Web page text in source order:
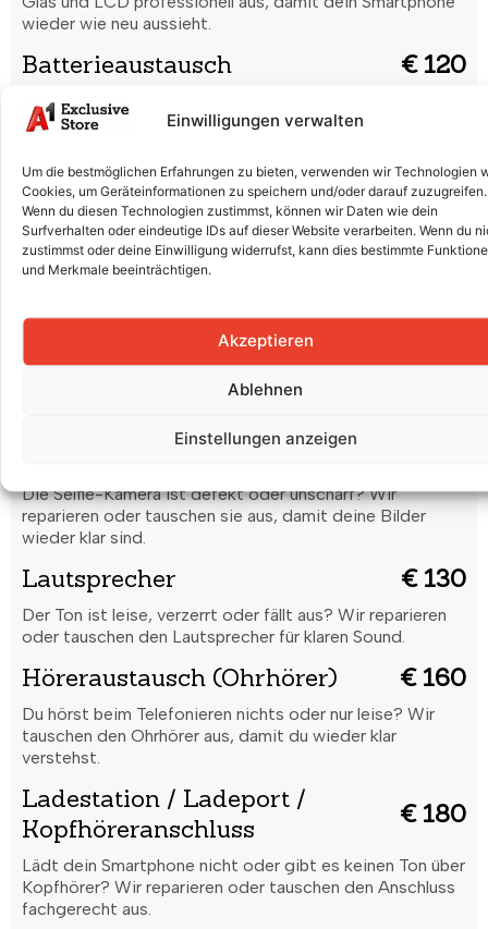
Einwilligungen verwalten
Um die bestmöglichen Erfahrungen zu bieten, verwenden wir Technologien
Cookies, um Geräteinformationen zu speichern und/oder darauf zuzugreifen.
Wenn du diesen Technologien zustimmst, können wir Daten wie dein
Surfverhalten oder eindeutige IDs auf dieser Website verarbeiten. Wenn du
zustimmst oder deine Einwilligung widerrufst, kann dies bestimmte
und Merkmale beeinträchtigen.
Akzeptieren
Ablehnen
Einstellungen anzeigen
wieder wie neu aussieht.
Batterieaustausch € 120
Der Akku entlädt sich schnell oder lädt nicht mehr
richtig? Wir ersetzen die Batterie fachgerecht für volle
Batterieaustausch (Original
Apple)
€ 180
Der Akku entlädt sich schnell oder lädt nicht mehr
richtig? Wir ersetzen die Batterie fachgerecht für volle
Unscharfe Bilder oder Kamera funktioniert nicht? Wir
reparieren oder tauschen die Rückkamera für gestochen
Frontkamera (ohne Face ID)
Die Selfie-Kamera ist defekt oder unscharf? Wir
reparieren oder tauschen sie aus, damit deine Bilder
wieder klar sind.
Lautsprecher € 130
Der Ton ist leise, verzerrt oder fällt aus? Wir reparieren
oder tauschen den Lautsprecher für klaren Sound.
Höreraustausch (Ohrhörer) € 160
Du hörst beim Telefonieren nichts oder nur leise? Wir
tauschen den Ohrhörer aus, damit du wieder klar
verstehst.
Ladestation / Ladeport /
Kopfhöreranschluss
€ 180
Lädt dein Smartphone nicht oder gibt es keinen Ton über
Kopfhörer? Wir reparieren oder tauschen den Anschluss
fachgerecht aus.